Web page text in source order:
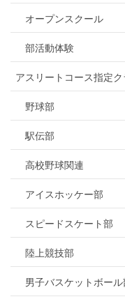
オープンスクール
部活動体験
アスリートコース指定
野球部
駅伝部
高校野球関連
アイスホッケー部
スピードスケート部
陸上競技部
男子バスケットボール